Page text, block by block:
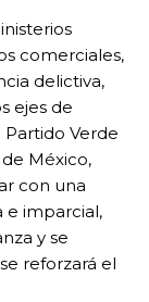
comerciales,
delictiva,
ejes de
Verde
México,
con una
e imparcial,
y se
reforzará el